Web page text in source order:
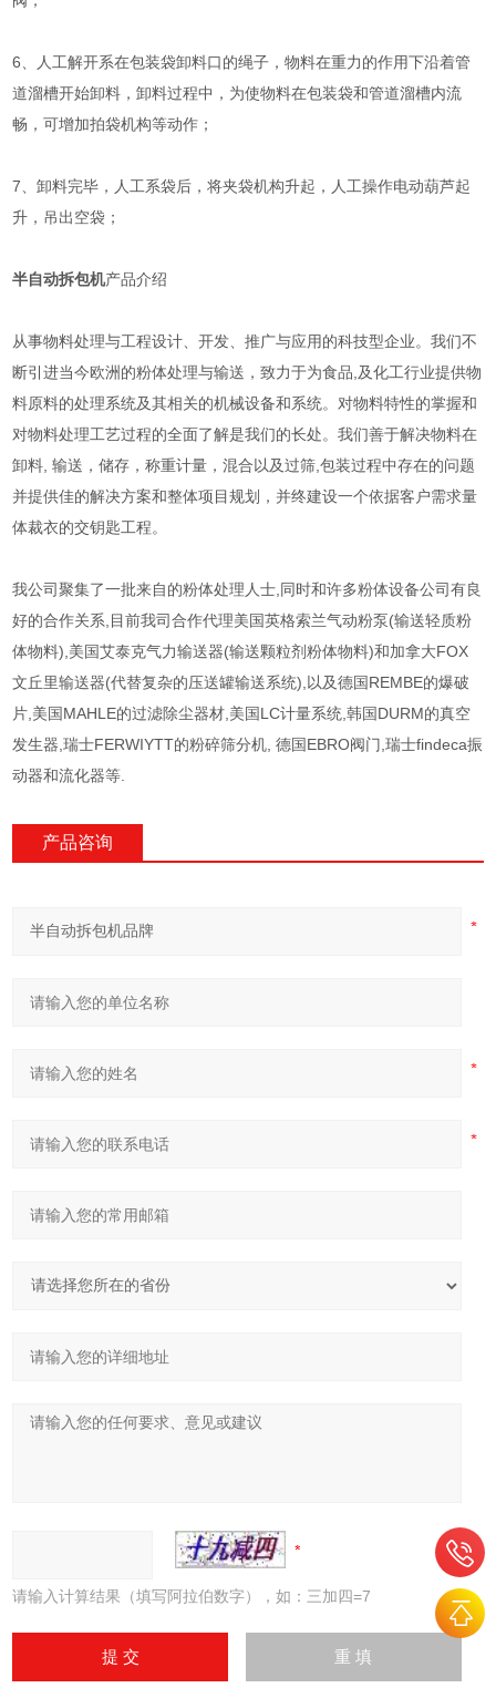
6、人工解开系在包装袋卸料口的绳子，物料在重力的作用下沿着管
道溜槽开始卸料，卸料过程中，为使物料在包装袋和管道溜槽内流
畅，可增加拍袋机构等动作；
7、卸料完毕，人工系袋后，将夹袋机构升起，人工操作电动葫芦起
升，吊出空袋；
半自动拆包机产品介绍
从事物料处理与工程设计、开发、推广与应用的科技型企业。我们不
断引进当今欧洲的粉体处理与输送，致力于为食品,及化工行业提供物
料原料的处理系统及其相关的机械设备和系统。对物料特性的掌握和
对物料处理工艺过程的全面了解是我们的长处。我们善于解决物料在
卸料, 输送，储存，称重计量，混合以及过筛,包装过程中存在的问题
并提供佳的解决方案和整体项目规划，并终建设一个依据客户需求量
体裁衣的交钥匙工程。
我公司聚集了一批来自的粉体处理人士,同时和许多粉体设备公司有良
好的合作关系,目前我司合作代理美国英格索兰气动粉泵(输送轻质粉
体物料),美国艾泰克气力输送器(输送颗粒剂粉体物料)和加拿大FOX
文丘里输送器(代替复杂的压送罐输送系统),以及德国REMBE的爆破
片,美国MAHLE的过滤除尘器材,美国LC计量系统,韩国DURM的真空
发生器,瑞士FERWIYTT的粉碎筛分机, 德国EBRO阀门,瑞士findeca振
动器和流化器等.
产品咨询
请输入计算结果（填写阿拉伯数字），如：三加四=7